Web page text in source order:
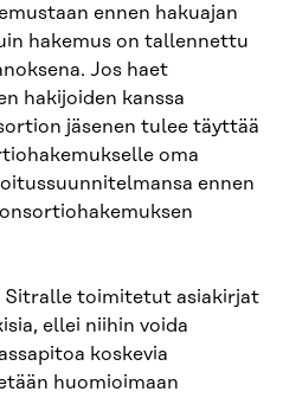
ennen hakuajan
hakemus on tallennettu
Jos haet
hakijoiden kanssa
jäsenen tulee täyttää
oma
ennen
Sitralle toimitetut asiakirjat
ellei niihin voida
koskevia
huomioimaan